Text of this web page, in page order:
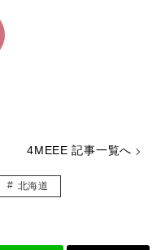
4MEEE 記事一覧へ
北海道